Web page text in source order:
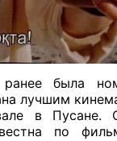
была
лучшим
в Пусане.
по